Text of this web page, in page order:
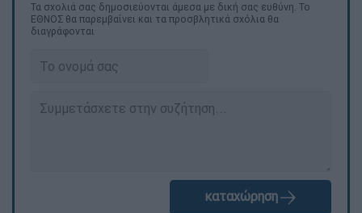
Τα σχολιά σας δημοσιεύονται άμεσα με δική σας ευθύνη. Το
ΕΘΝΟΣ θα παρεμβαίνει και τα προσβλητικά σχόλια θα
διαγράφονται
καταχώρηση